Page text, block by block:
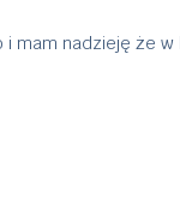
mam nadzieję że